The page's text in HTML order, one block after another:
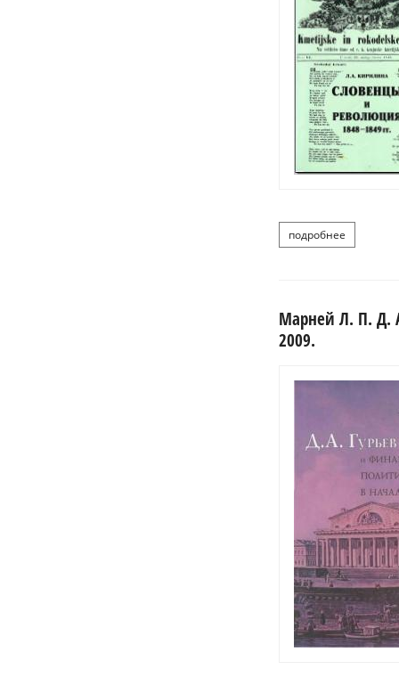
подробнее
Марней Л. П. Д.
2009.